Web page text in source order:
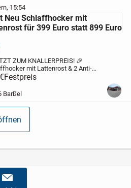
15:54
Neu Schlaffhocker mit
für 399 Euro statt 899 Euro
ZUM KNALLERPREIS! 🎉
mit Lattenrost & 2 Anti-
Kissen✅ Nur 399 € statt 899 € –
% Rabatt!
🛌 Ausgezogen: 200 × 81 cm –
Festpreis
Barßel